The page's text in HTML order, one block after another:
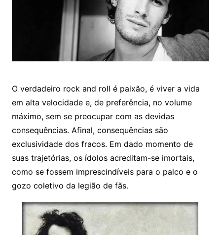
O verdadeiro rock and roll é paixão, é viver a vida
em alta velocidade e, de preferência, no volume
máximo, sem se preocupar com as devidas
consequências. Afinal, consequências são
exclusividade dos fracos. Em dado momento de
suas trajetórias, os ídolos acreditam-se imortais,
como se fossem imprescindíveis para o palco e o
gozo coletivo da legião de fãs.